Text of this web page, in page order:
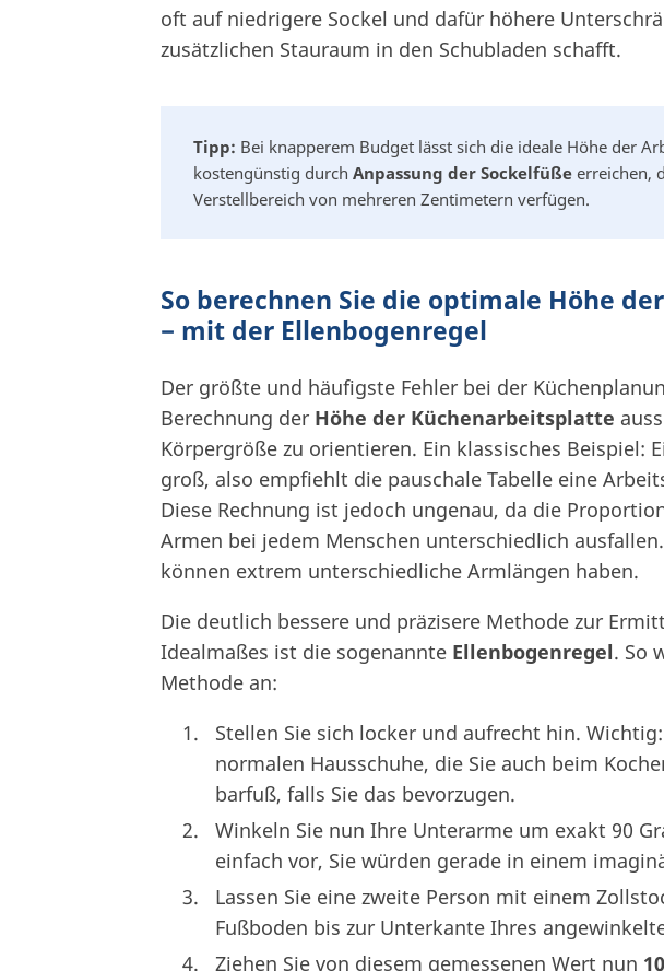
oft auf niedrigere Sockel und dafür höhere
zusätzlichen Stauraum in den Schubladen schafft.
Tipp: Bei knapperem Budget lässt sich die ideale Höhe der
kostengünstig durch Anpassung der Sockelfüße erreichen,
Verstellbereich von mehreren Zentimetern verfügen.
So berechnen Sie die optimale Höhe
− mit der Ellenbogenregel
Der größte und häufigste Fehler bei der
Berechnung der Höhe der Küchenarbeitsplatte
Körpergröße zu orientieren. Ein klassisches Beispiel:
groß, also empfiehlt die pauschale Tabelle eine
Diese Rechnung ist jedoch ungenau, da die
Armen bei jedem Menschen unterschiedlich
können extrem unterschiedliche Armlängen haben.
Die deutlich bessere und präzisere Methode zur
Idealmaßes ist die sogenannte Ellenbogenregel. So
Methode an:
Stellen Sie sich locker und aufrecht hin.
normalen Hausschuhe, die Sie auch beim
barfuß, falls Sie das bevorzugen.
Winkeln Sie nun Ihre Unterarme um exakt 90
einfach vor, Sie würden gerade in einem
Lassen Sie eine zweite Person mit einem
Fußboden bis zur Unterkante Ihres
Ziehen Sie von diesem gemessenen Wert nun